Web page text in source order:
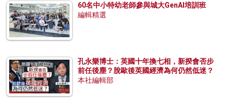
60名中小特幼老師參與城大GenAI培訓班
編輯精選
孔永樂博士：英國十年換七相，新揆會否步
前任後塵？脫歐後英國經濟為何仍然低迷？
本社編輯部